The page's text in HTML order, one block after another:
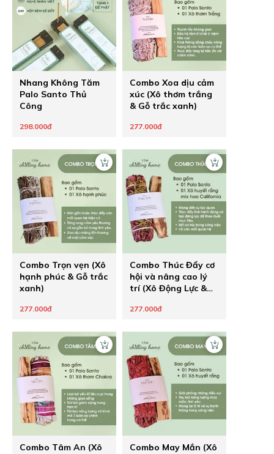
Nhang Không Tăm
Palo Santo Thủ
Công
298.000đ
Combo Xoa dịu cảm
xúc (Xô thơm trắng
& Gỗ trắc xanh)
277.000đ
Combo Trọn vẹn (Xô
hạnh phúc & Gỗ trắc
xanh)
277.000đ
Combo Thúc Đẩy cơ
hội và nâng cao lý
trí (Xô Động Lực &
277.000đ
Combo Tâm An (Xô
Combo May Mắn (Xô